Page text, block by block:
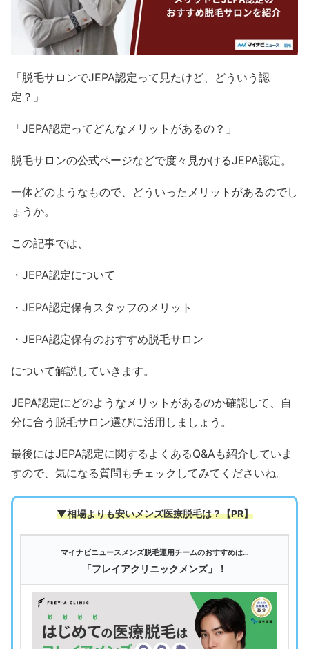
「脱毛サロンでJEPA認定って見たけど、どういう認
定？」
「JEPA認定ってどんなメリットがあるの？」
脱毛サロンの公式ページなどで度々見かけるJEPA認定。
一体どのようなもので、どういったメリットがあるのでし
ょうか。
この記事では、
・JEPA認定について
・JEPA認定保有スタッフのメリット
・JEPA認定保有のおすすめ脱毛サロン
について解説していきます。
JEPA認定にどのようなメリットがあるのか確認して、自
分に合う脱毛サロン選びに活用しましょう。
最後にはJEPA認定に関するよくあるQ&Aも紹介していま
すので、気になる質問もチェックしてみてくださいね。
▼相場よりも安いメンズ医療脱毛は？【PR】
マイナビニュースメンズ脱毛運用チームのおすすめは…
「フレイアクリニックメンズ」！